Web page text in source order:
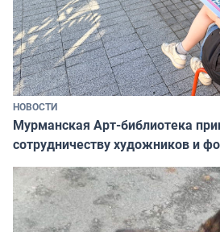
НОВОСТИ
Мурманская Арт-библиотека
сотрудничеству художников и